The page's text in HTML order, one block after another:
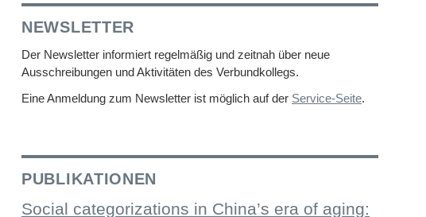
NEWSLETTER
Der Newsletter informiert regelmäßig und zeitnah über neue
Ausschreibungen und Aktivitäten des Verbundkollegs.
Eine Anmeldung zum Newsletter ist möglich auf der Service-Seite.
PUBLIKATIONEN
Social categorizations in China’s era of aging: